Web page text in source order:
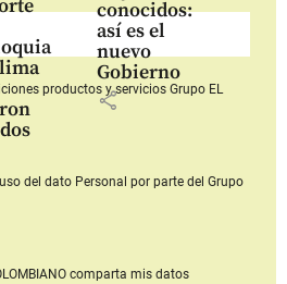
conocidos:
así es el
nuevo
Gobierno
share
productos y serviciosGrupo EL
del dato Personal por parte del Grupo
comparta mis datos